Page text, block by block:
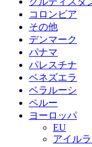
コロンビア
その他
デンマーク
パナマ
パレスチナ
ベネズエラ
ベラルーシ
ペルー
ヨーロッパ
EU
アイル